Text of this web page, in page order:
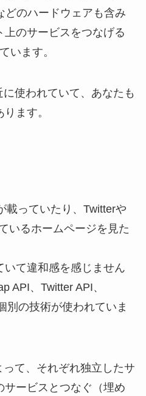
どのハードウェアも含み
上のサービスをつなげる
います。
使われていて、あなたも
ます。
載っていたり、Twitterや
いるホームページを見た
て違和感を感じません
API、Twitter API、
別の技術が使われていま
て、それぞれ独立したサ
サービスとつなぐ（埋め